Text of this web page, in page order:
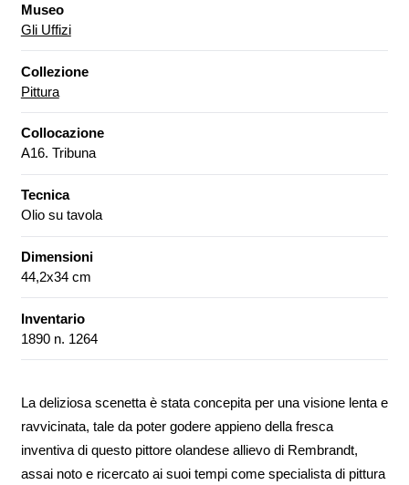
Museo
Gli Uffizi
Collezione
Pittura
Collocazione
A16. Tribuna
Tecnica
Olio su tavola
Dimensioni
44,2x34 cm
Inventario
1890 n. 1264
La deliziosa scenetta è stata concepita per una visione lenta e
ravvicinata, tale da poter godere appieno della fresca
inventiva di questo pittore olandese allievo di Rembrandt,
assai noto e ricercato ai suoi tempi come specialista di pittura